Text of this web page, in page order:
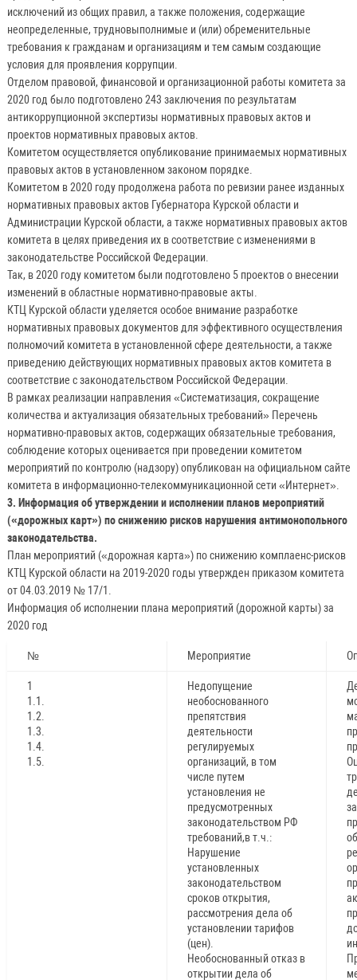
исключений из общих правил, а также положения, содержащие
неопределенные, трудновыполнимые и (или) обременительные
требования к гражданам и организациям и тем самым создающие
условия для проявления коррупции.
Отделом правовой, финансовой и организационной работы комитета за
2020 год было подготовлено 243 заключения по результатам
антикоррупционной экспертизы нормативных правовых актов и
проектов нормативных правовых актов.
Комитетом осуществляется опубликование принимаемых нормативных
правовых актов в установленном законом порядке.
Комитетом в 2020 году продолжена работа по ревизии ранее изданных
нормативных правовых актов Губернатора Курской области и
Администрации Курской области, а также нормативных правовых актов
комитета в целях приведения их в соответствие с изменениями в
законодательстве Российской Федерации.
Так, в 2020 году комитетом были подготовлено 5 проектов о внесении
изменений в областные нормативно-правовые акты.
КТЦ Курской области уделяется особое внимание разработке
нормативных правовых документов для эффективного осуществления
полномочий комитета в установленной сфере деятельности, а также
приведению действующих нормативных правовых актов комитета в
соответствие с законодательством Российской Федерации.
В рамках реализации направления «Систематизация, сокращение
количества и актуализация обязательных требований» Перечень
нормативно-правовых актов, содержащих обязательные требования,
соблюдение которых оценивается при проведении комитетом
мероприятий по контролю (надзору) опубликован на официальном сайте
комитета в информационно-телекоммуникационной сети «Интернет».
3. Информация об утверждении и исполнении планов мероприятий
(«дорожных карт») по снижению рисков нарушения антимонопольного
законодательства.
План мероприятий («дорожная карта») по снижению комплаенс-рисков
КТЦ Курской области на 2019-2020 годы утвержден приказом комитета
от 04.03.2019 № 17/1.
Информация об исполнении плана мероприятий (дорожной карты) за
2020 год
№ Мероприятие
1
1.1.
1.2.
1.3.
1.4.
1.5.
Недопущение
необоснованного
препятствия
деятельности
регулируемых
организаций, в том
числе путем
установления не
предусмотренных
законодательством РФ
требований,в т.ч.:
Нарушение
установленных
законодательством
сроков открытия,
рассмотрения дела об
установлении тарифов
(цен).
Необоснованный отказ в
открытии дела об